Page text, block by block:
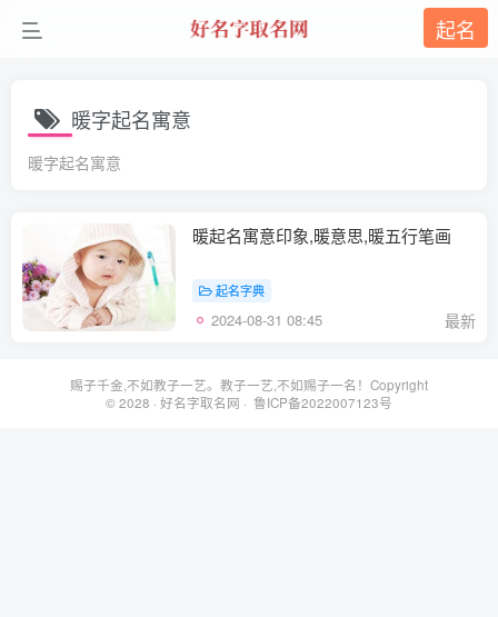
起名
暖字起名寓意
暖字起名寓意
暖起名寓意印象,暖意思,暖五行笔画
起名字典
2024-08-31 08:45 最新
赐子千金,不如教子一艺。教子一艺,不如赐子一名！Copyright
© 2028 · 好名字取名网 · 鲁ICP备2022007123号